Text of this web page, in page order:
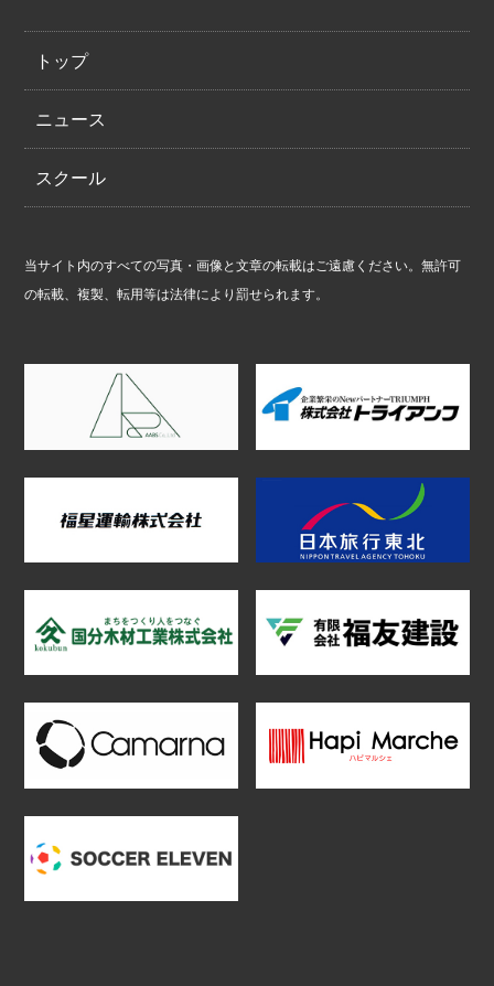
トップ
ニュース
スクール
当サイト内のすべての写真・画像と文章の転載はご遠慮ください。無許可
の転載、複製、転用等は法律により罰せられます。